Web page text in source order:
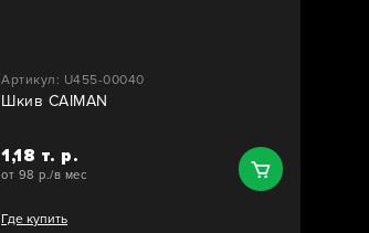
Артикул: U455-00040
Шкив CAIMAN
1,18 т. р.
от 98 р./в мес
Где купить